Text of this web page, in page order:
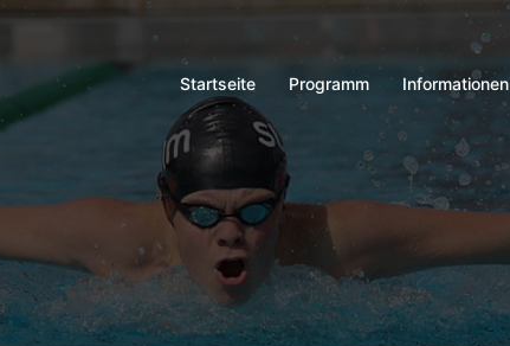
Startseite Programm Informationen